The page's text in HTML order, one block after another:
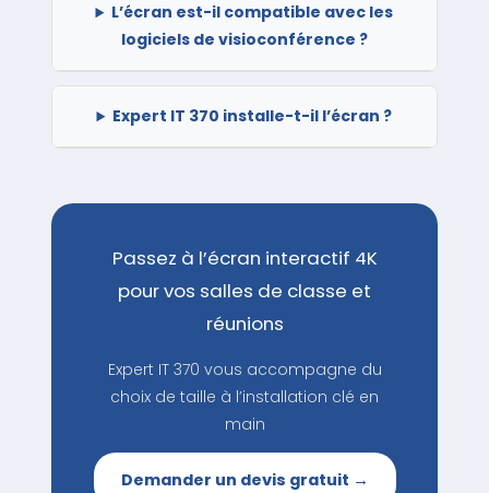
L’écran est-il compatible avec les
logiciels de visioconférence ?
Expert IT 370 installe-t-il l’écran ?
Passez à l’écran interactif 4K
pour vos salles de classe et
réunions
Expert IT 370 vous accompagne du
choix de taille à l’installation clé en
main
Demander un devis gratuit →